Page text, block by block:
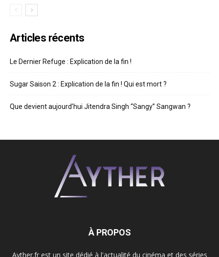
Articles récents
Le Dernier Refuge : Explication de la fin !
Sugar Saison 2 : Explication de la fin ! Qui est mort ?
Que devient aujourd’hui Jitendra Singh “Sangy” Sangwan ?
À PROPOS
Ayther.fr est un site dédié à l'actualité du cinéma et des séries